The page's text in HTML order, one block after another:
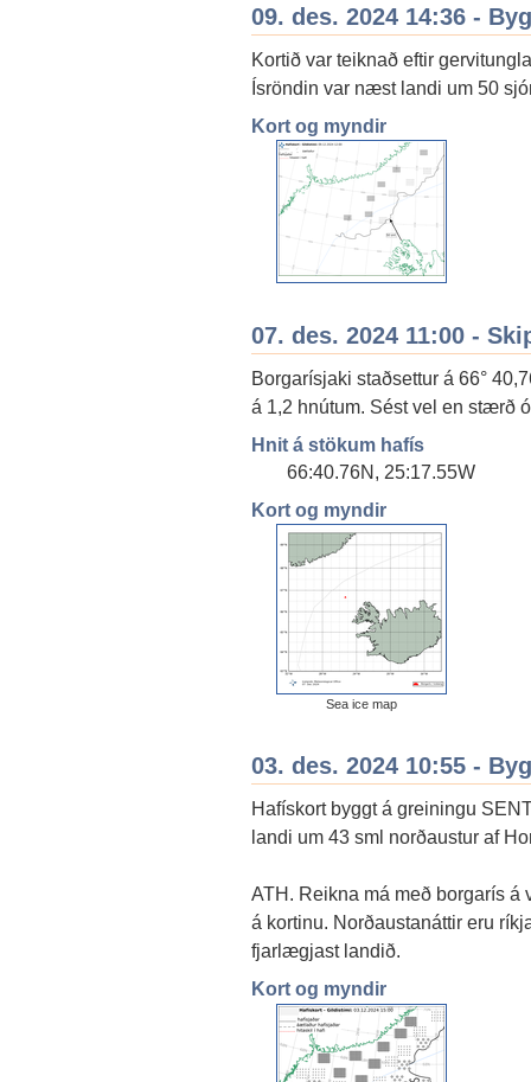
09. des. 2024 14:36 -
Kortið var teiknað eftir
Ísröndin var næst landi um 50
Kort og myndir
07. des. 2024 11:00 -
Borgarísjaki staðsettur á 66°
á 1,2 hnútum. Sést vel en stærð
Hnit á stökum hafís
66:40.76N, 25:17.55W
Kort og myndir
Sea ice map
03. des. 2024 10:55 -
Hafískort byggt á greiningu
landi um 43 sml norðaustur af
ATH. Reikna má með borgarís
á kortinu. Norðaustanáttir eru
fjarlægjast landið.
Kort og myndir